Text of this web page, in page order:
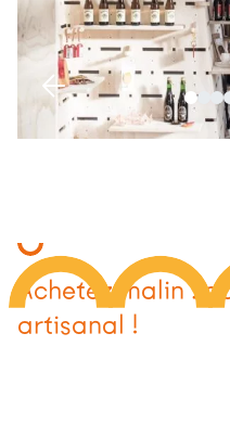
Achetez malin :
artisanal !